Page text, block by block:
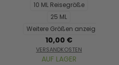
10 ML Reisegröße
25 ML
Weitere Größen anzeigen...
10,00 €
VERSANDKOSTEN
AUF LAGER